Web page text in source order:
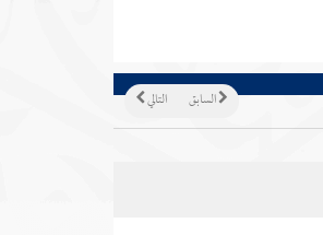
التالي السابق